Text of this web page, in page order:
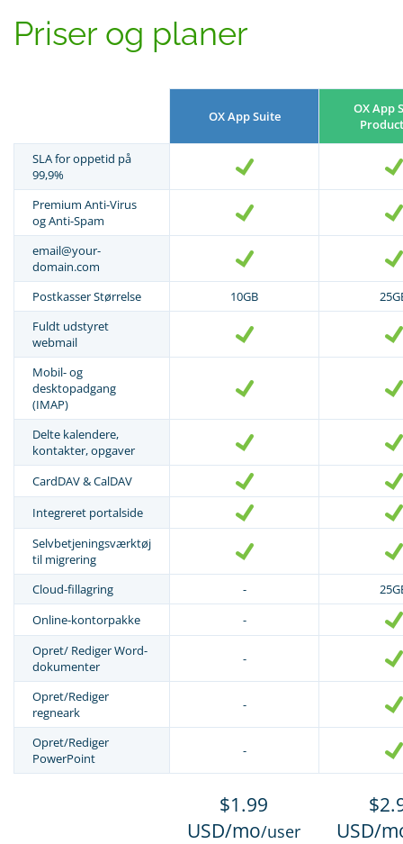
Priser og planer
OX App Suite
OX App
SLA for oppetid på
99,9%
Premium Anti-Virus
og Anti-Spam
email@your-
domain.com
Postkasser Størrelse
10GB
Fuldt udstyret
webmail
Mobil- og
desktopadgang
(IMAP)
Delte kalendere,
kontakter, opgaver
CardDAV & CalDAV
Integreret portalside
Selvbetjeningsværktøj
til migrering
Cloud-fillagring
-
Online-kontorpakke
-
Opret/ Rediger Word-
dokumenter
-
Opret/Rediger
regneark
-
Opret/Rediger
PowerPoint
-
$1.99
USD/mo/user
USD/